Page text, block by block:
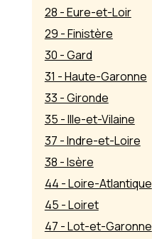
28 - Eure-et-Loir
29 - Finistère
30 - Gard
31 - Haute-Garonne
33 - Gironde
35 - Ille-et-Vilaine
37 - Indre-et-Loire
38 - Isère
44 - Loire-Atlantique
45 - Loiret
47 - Lot-et-Garonne